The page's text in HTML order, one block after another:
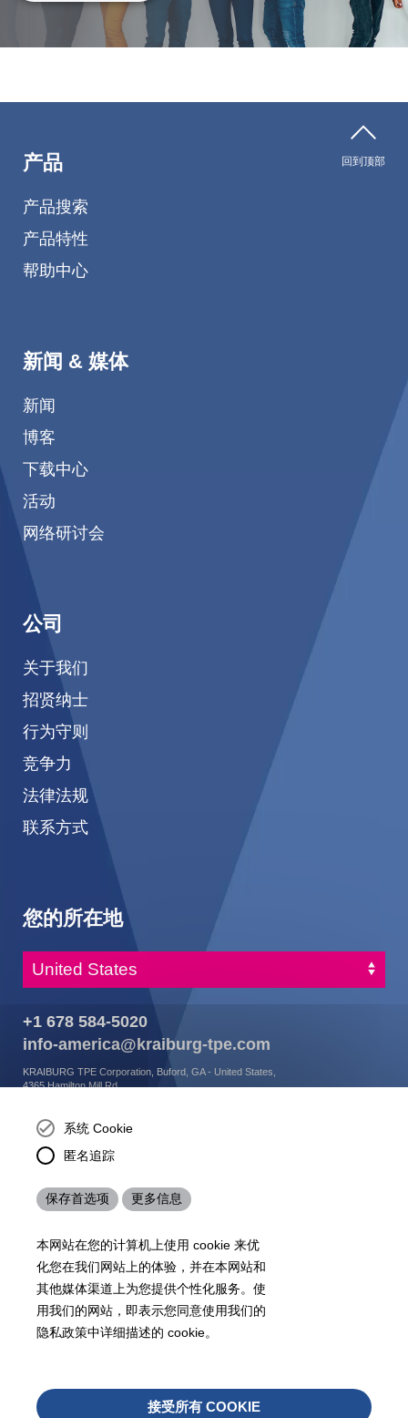
产品
产品搜索
产品特性
帮助中心
新闻 & 媒体
新闻
博客
下载中心
活动
网络研讨会
公司
关于我们
招贤纳士
行为守则
竞争力
法律法规
联系方式
您的所在地
+1 678 584-5020
info-america@kraiburg-tpe.com
KRAIBURG TPE Corporation, Buford, GA - United States,
4365 Hamilton Mill Rd.,
josh.ackernecht@kraiburg-tpe.com
Conventus Polymers, New Jersey - USA, 2001 US-46,
Parsippany-Troy Hills, NJ 07054, United States
KRAIBURG TPE Americas, , Meet with our product
business needs.
回到顶部
07
Footer
沪 ICP 备 18006817 号 沪公网安备31010602007716号
系统 Cookie
匿名追踪
保存首选项 更多信息
本网站在您的计算机上使用 cookie 来优
化您在我们网站上的体验，并在本网站和
其他媒体渠道上为您提供个性化服务。使
用我们的网站，即表示您同意使用我们的
隐私政策中详细描述的 cookie。
接受所有 COOKIE
撤